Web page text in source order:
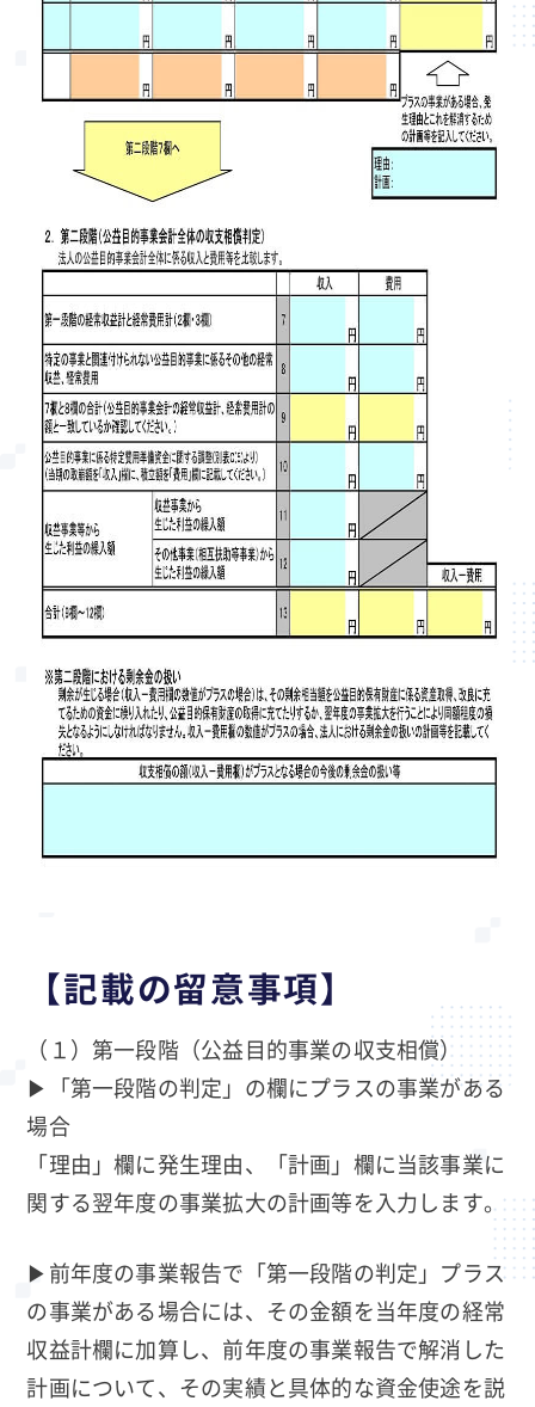
【記載の留意事項】
（１）第一段階（公益目的事業の収支相償）
▶「第一段階の判定」の欄にプラスの事業がある
場合
「理由」欄に発生理由、「計画」欄に当該事業に
関する翌年度の事業拡大の計画等を入力します。
▶前年度の事業報告で「第一段階の判定」プラス
の事業がある場合には、その金額を当年度の経常
収益計欄に加算し、前年度の事業報告で解消した
計画について、その実績と具体的な資金使途を説